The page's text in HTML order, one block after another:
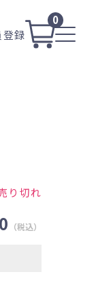
登録
0
り切れ
（税込）